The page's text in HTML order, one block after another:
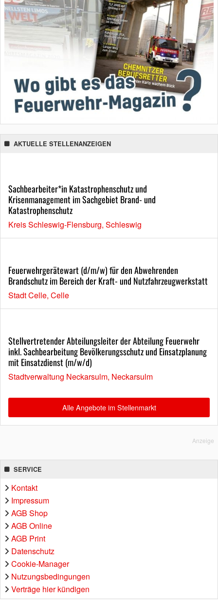
AKTUELLE STELLENANZEIGEN
Sachbearbeiter*in Katastrophenschutz und
Krisenmanagement im Sachgebiet Brand- und
Katastrophenschutz
Kreis Schleswig-Flensburg, Schleswig
Feuerwehrgerätewart (d/m/w) für den Abwehrenden
Brandschutz im Bereich der Kraft- und Nutzfahrzeugwerkstatt
Stadt Celle, Celle
Stellvertretender Abteilungsleiter der Abteilung Feuerwehr
inkl. Sachbearbeitung Bevölkerungsschutz und Einsatzplanung
mit Einsatzdienst (m/w/d)
Stadtverwaltung Neckarsulm, Neckarsulm
Alle Angebote im Stellenmarkt
Anzeige
SERVICE
Kontakt
Impressum
AGB Shop
AGB Online
AGB Print
Datenschutz
Cookie-Manager
Nutzungsbedingungen
Verträge hier kündigen